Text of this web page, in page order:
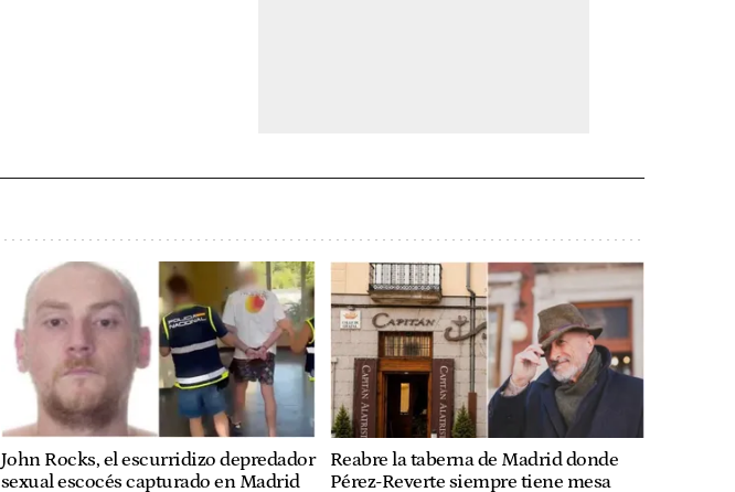
John Rocks, el escurridizo depredador
sexual escocés capturado en Madrid
Reabre la taberna de Madrid donde
Pérez-Reverte siempre tiene mesa